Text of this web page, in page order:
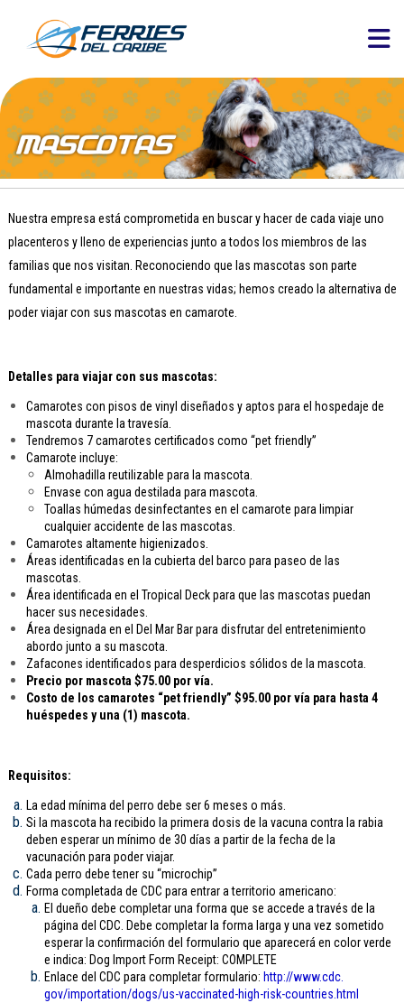
Nuestra empresa está comprometida en buscar y hacer de cada viaje uno
placenteros y lleno de experiencias junto a todos los miembros de las
familias que nos visitan. Reconociendo que las mascotas son parte
fundamental e importante en nuestras vidas; hemos creado la alternativa de
poder viajar con sus mascotas en camarote.
Detalles para viajar con sus mascotas:
Camarotes con pisos de vinyl diseñados y aptos para el hospedaje de
mascota durante la travesía.
Tendremos 7 camarotes certificados como “pet friendly”
Camarote incluye:
Almohadilla reutilizable para la mascota.
Envase con agua destilada para mascota.
Toallas húmedas desinfectantes en el camarote para limpiar
cualquier accidente de las mascotas.
Camarotes altamente higienizados.
Áreas identificadas en la cubierta del barco para paseo de las
mascotas.
Área identificada en el Tropical Deck para que las mascotas puedan
hacer sus necesidades.
Área designada en el Del Mar Bar para disfrutar del entretenimiento
abordo junto a su mascota.
Zafacones identificados para desperdicios sólidos de la mascota.
Precio por mascota $75.00 por vía.
Costo de los camarotes “pet friendly” $95.00 por vía para hasta 4
huéspedes y una (1) mascota.
Requisitos:
La edad mínima del perro debe ser 6 meses o más.
Si la mascota ha recibido la primera dosis de la vacuna contra la rabia
deben esperar un mínimo de 30 días a partir de la fecha de la
vacunación para poder viajar.
Cada perro debe tener su “microchip”
Forma completada de CDC para entrar a territorio americano:
El dueño debe completar una forma que se accede a través de la
página del CDC. Debe completar la forma larga y una vez sometido
esperar la confirmación del formulario que aparecerá en color verde
e indica: Dog Import Form Receipt: COMPLETE
Enlace del CDC para completar formulario: http://www.cdc.
gov/importation/dogs/us-vaccinated-high-risk-countries.html